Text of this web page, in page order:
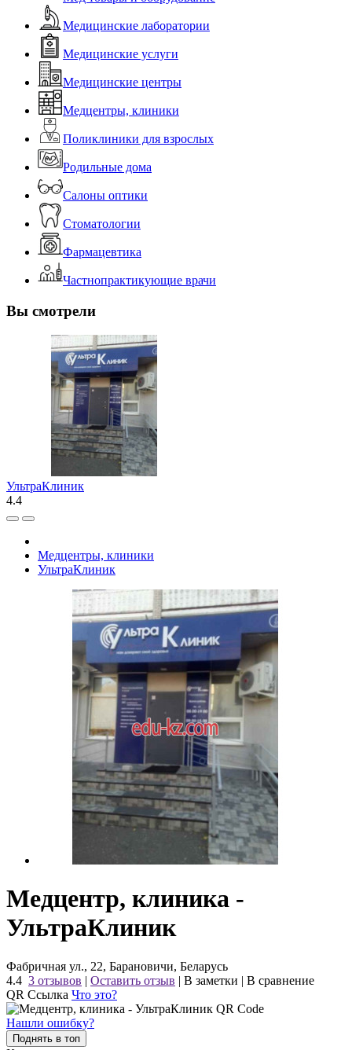
Медицинские лаборатории
Медицинские услуги
Медицинские центры
Медцентры, клиники
Поликлиники для взрослых
Родильные дома
Салоны оптики
Стоматологии
Фармацевтика
Частнопрактикующие врачи
Вы смотрели
УльтраКлиник
4.4
Медцентры, клиники
УльтраКлиник
Медцентр, клиника -
УльтраКлиник
Фабричная ул., 22, Барановичи, Беларусь
4.4 3 отзывов | Оставить отзыв | В заметки | В сравнение
QR Ссылка Что это?
Нашли ошибку?
Поднять в топ